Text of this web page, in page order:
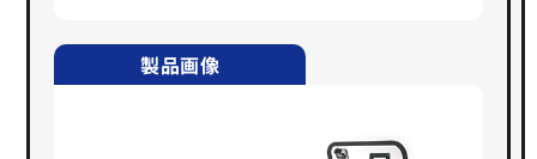
製品画像